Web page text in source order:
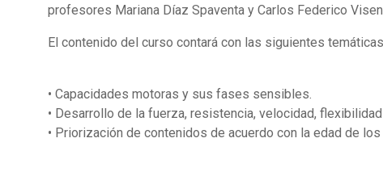
profesores Mariana Díaz Spaventa y Carlos Federico
El contenido del curso contará con las siguientes
• Capacidades motoras y sus fases sensibles.
• Desarrollo de la fuerza, resistencia, velocidad,
• Priorización de contenidos de acuerdo con la edad de